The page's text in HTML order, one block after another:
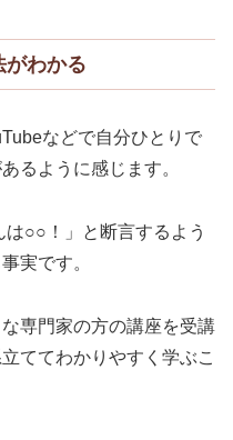
がわかる
などで自分ひとりで
るように感じます。
○○！」と断言するよう
実です。
専門家の方の講座を受講
ててわかりやすく学ぶこ